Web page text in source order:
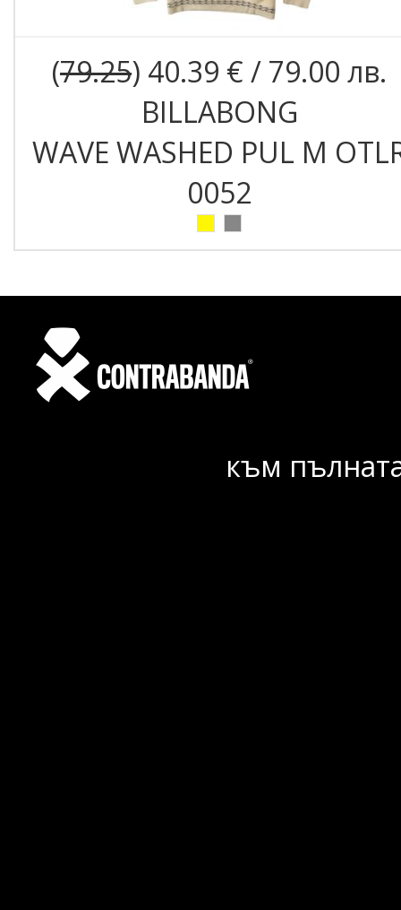
(79.25) 40.39 € / 79.00 лв.
BILLABONG
WAVE WASHED PUL M
0052
към